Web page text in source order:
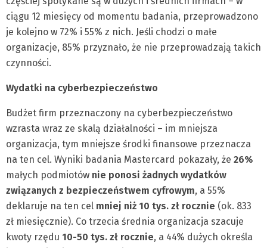
ciągu 12 miesięcy od momentu badania, przeprowadzono
je kolejno w 72% i 55% z nich. Jeśli chodzi o małe
organizacje, 85% przyznało, że nie przeprowadzają takich
czynności.
Wydatki na cyberbezpieczeństwo
Budżet firm przeznaczony na cyberbezpieczeństwo
wzrasta wraz ze skalą działalności – im mniejsza
organizacja, tym mniejsze środki finansowe przeznacza
na ten cel. Wyniki badania Mastercard pokazały, że 26%
małych podmiotów nie ponosi żadnych wydatków
związanych z bezpieczeństwem cyfrowym, a 55%
deklaruje na ten cel mniej niż 10 tys. zł rocznie (ok. 833
zł miesięcznie). Co trzecia średnia organizacja szacuje
kwoty rzędu 10-50 tys. zł rocznie, a 44% dużych określa